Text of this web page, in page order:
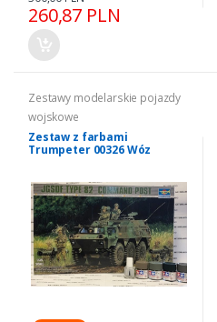
260,87 PLN
Zestawy modelarskie pojazdy
wojskowe
Zestaw z farbami
Trumpeter 00326 Wóz